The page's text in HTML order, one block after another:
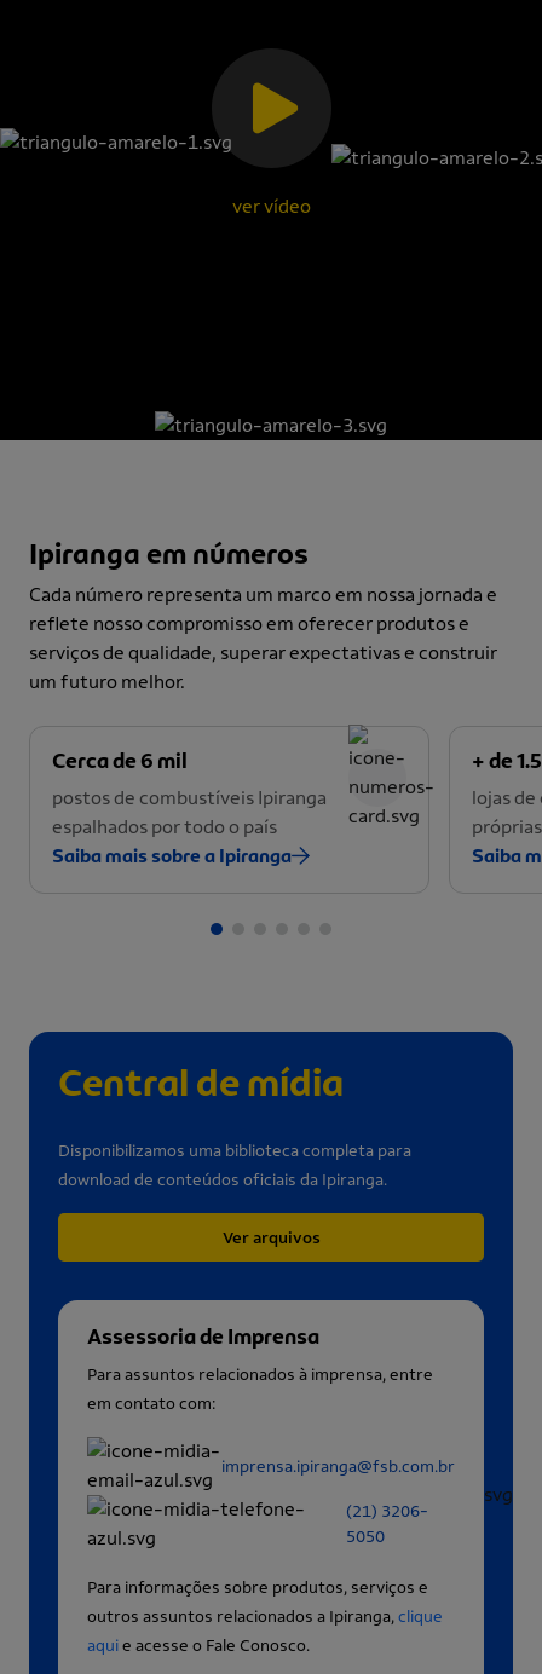
ver vídeo
Ipiranga em números
Cada número representa um marco em nossa jornada e
reflete nosso compromisso em oferecer produtos e
serviços de qualidade, superar expectativas e construir
um futuro melhor.
Cerca de 6 mil
postos de combustíveis Ipiranga
espalhados por todo o país
Saiba mais sobre a Ipiranga
+ de
lojas
Saiba
Central de mídia
Disponibilizamos uma biblioteca completa para
download de conteúdos oficiais da Ipiranga.
Ver arquivos
Assessoria de Imprensa
Para assuntos relacionados à imprensa, entre
em contato com:
imprensa.ipiranga@fsb.com.br
(21) 3206-
5050
Para informações sobre produtos, serviços e
outros assuntos relacionados a Ipiranga,clique
aquie acesse o Fale Conosco.